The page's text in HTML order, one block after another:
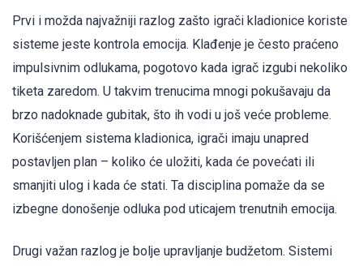
Prvi i možda najvažniji razlog zašto igrači kladionice koriste
sisteme jeste kontrola emocija. Klađenje je često praćeno
impulsivnim odlukama, pogotovo kada igrač izgubi nekoliko
tiketa zaredom. U takvim trenucima mnogi pokušavaju da
brzo nadoknade gubitak, što ih vodi u još veće probleme.
Korišćenjem sistema kladionica, igrači imaju unapred
postavljen plan – koliko će uložiti, kada će povećati ili
smanjiti ulog i kada će stati. Ta disciplina pomaže da se
izbegne donošenje odluka pod uticajem trenutnih emocija.
Drugi važan razlog je bolje upravljanje budžetom. Sistemi